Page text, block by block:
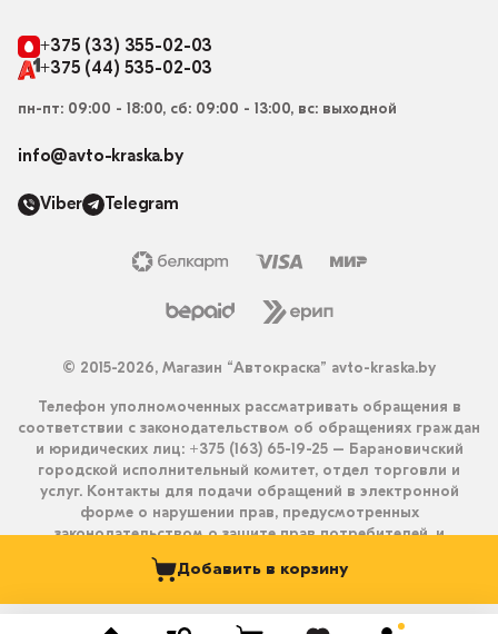
Добавить в корзину
+375 (33) 355-02-03
+375 (44) 535-02-03
пн-пт: 09:00 - 18:00, сб: 09:00 - 13:00, вс: выходной
info@avto-kraska.by
Viber Telegram
© 2015-2026, Магазин “Автокраска” avto-kraska.by
Телефон уполномоченных рассматривать обращения в
соответствии с законодательством об обращениях граждан
и юридических лиц: +375 (163) 65-19-25 – Барановичский
городской исполнительный комитет, отдел торговли и
услуг. Контакты для подачи обращений в электронной
форме о нарушении прав, предусмотренных
законодательством о защите прав потребителей, и
получения ответа на них: info@avto-kraska.by и
+375333550203 (Viber, Telegram).